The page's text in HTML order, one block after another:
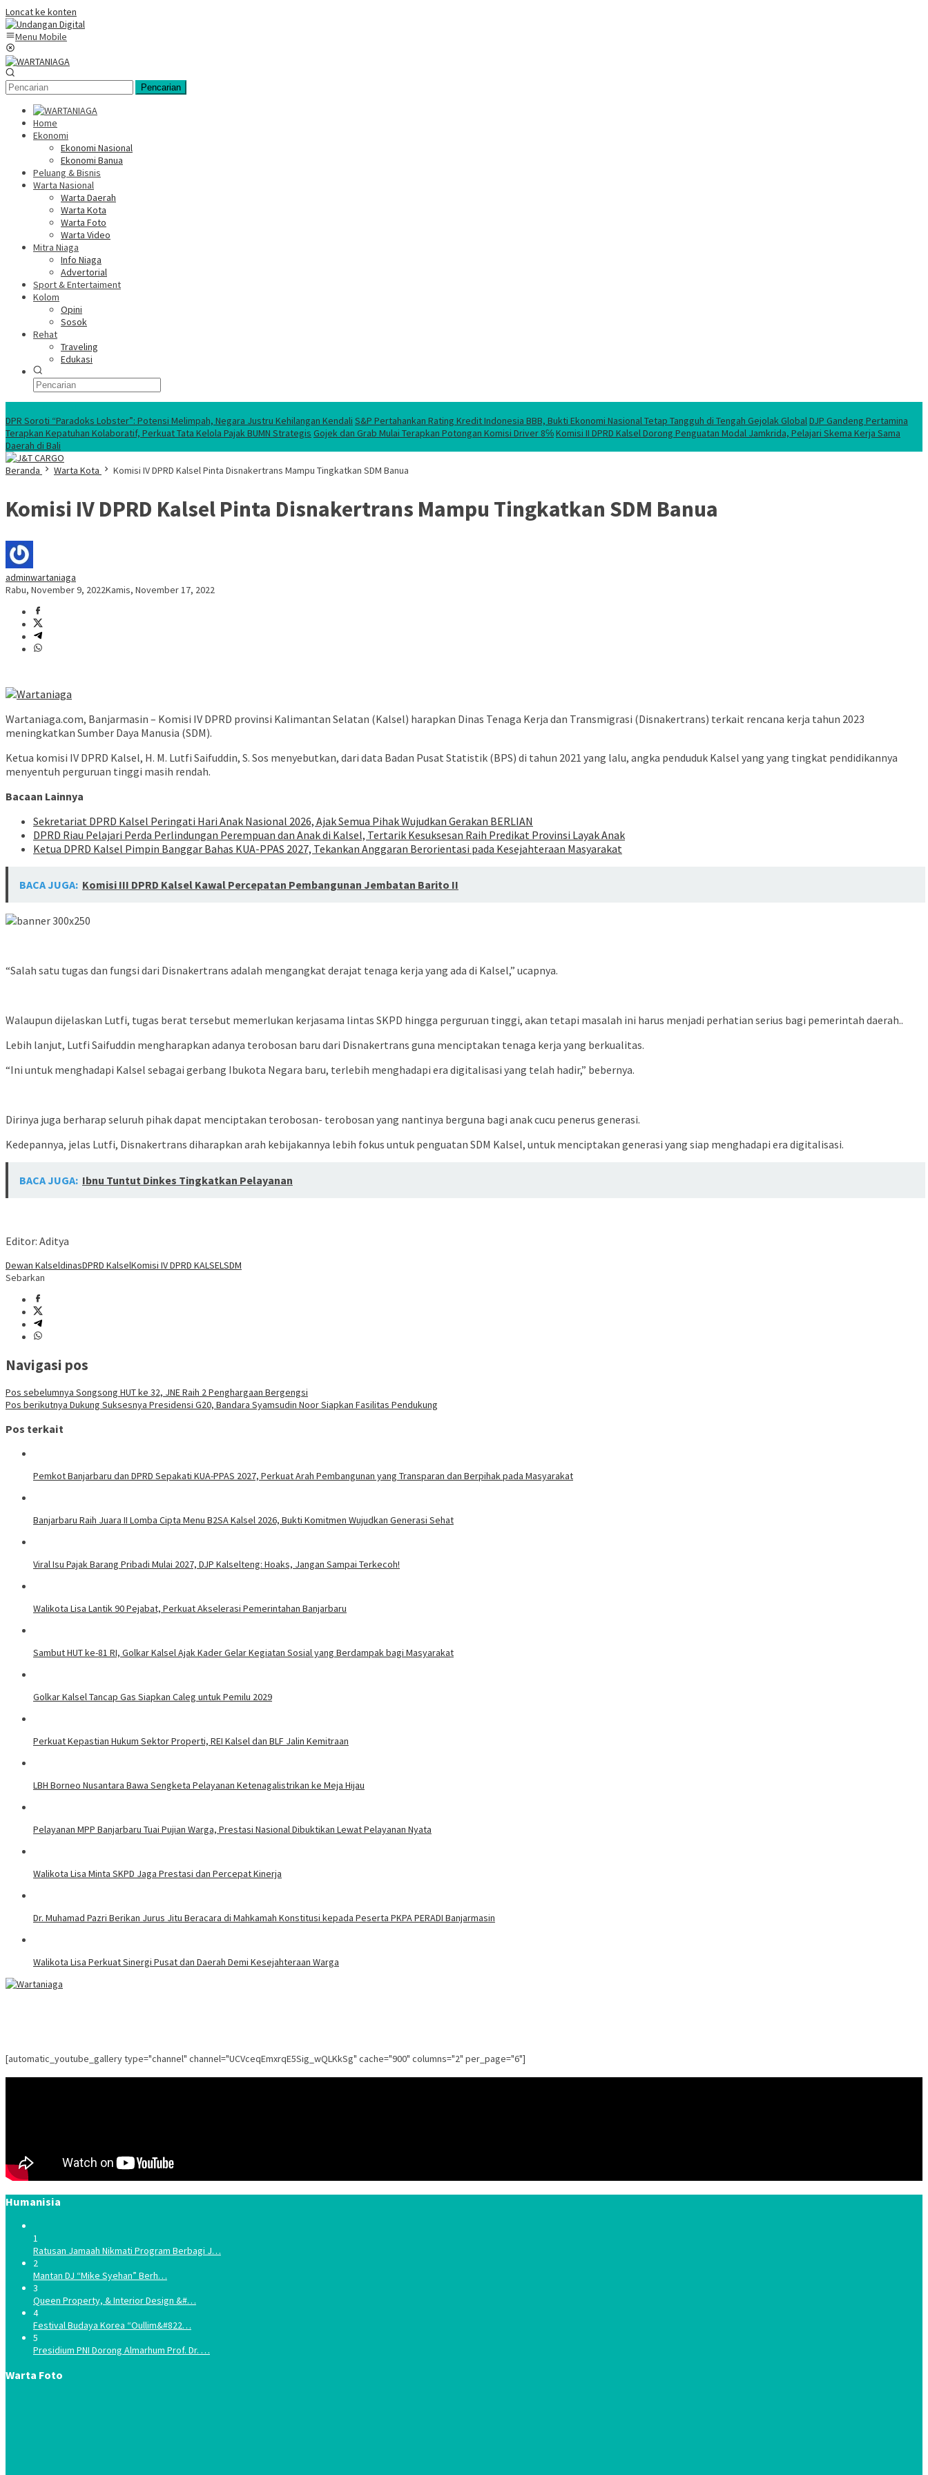
Loncat ke konten
Menu Mobile
Pencarian
Home
Ekonomi
Ekonomi Nasional
Ekonomi Banua
Peluang & Bisnis
Warta Nasional
Warta Daerah
Warta Kota
Warta Foto
Warta Video
Mitra Niaga
Info Niaga
Advertorial
Sport & Entertaiment
Kolom
Opini
Sosok
Rehat
Traveling
Edukasi
DPR Soroti “Paradoks Lobster”: Potensi Melimpah, Negara Justru Kehilangan Kendali S&P Pertahankan Rating Kredit Indonesia BBB, Bukti Ekonomi Nasional Tetap Tangguh di Tengah Gejolak GlobalDJP Gandeng Pertamina
Terapkan Kepatuhan Kolaboratif, Perkuat Tata Kelola Pajak BUMN Strategis Gojek dan Grab Mulai Terapkan Potongan Komisi Driver 8℅Komisi II DPRD Kalsel Dorong Penguatan Modal Jamkrida, Pelajari Skema Kerja Sama
Daerah di Bali
Beranda
Warta Kota Komisi IV DPRD Kalsel Pinta Disnakertrans Mampu Tingkatkan SDM Banua
Komisi IV DPRD Kalsel Pinta Disnakertrans Mampu Tingkatkan SDM Banua
adminwartaniaga
Rabu, November 9, 2022Kamis, November 17, 2022
Wartaniaga.com, Banjarmasin – Komisi IV DPRD provinsi Kalimantan Selatan (Kalsel) harapkan Dinas Tenaga Kerja dan Transmigrasi (Disnakertrans) terkait rencana kerja tahun 2023
meningkatkan Sumber Daya Manusia (SDM).
Ketua komisi IV DPRD Kalsel, H. M. Lutfi Saifuddin, S. Sos menyebutkan, dari data Badan Pusat Statistik (BPS) di tahun 2021 yang lalu, angka penduduk Kalsel yang yang tingkat pendidikannya
menyentuh perguruan tinggi masih rendah.
Bacaan Lainnya
Sekretariat DPRD Kalsel Peringati Hari Anak Nasional 2026, Ajak Semua Pihak Wujudkan Gerakan BERLIAN
DPRD Riau Pelajari Perda Perlindungan Perempuan dan Anak di Kalsel, Tertarik Kesuksesan Raih Predikat Provinsi Layak Anak
Ketua DPRD Kalsel Pimpin Banggar Bahas KUA-PPAS 2027, Tekankan Anggaran Berorientasi pada Kesejahteraan Masyarakat
BACA JUGA: Komisi III DPRD Kalsel Kawal Percepatan Pembangunan Jembatan Barito II
“Salah satu tugas dan fungsi dari Disnakertrans adalah mengangkat derajat tenaga kerja yang ada di Kalsel,” ucapnya.
Walaupun dijelaskan Lutfi, tugas berat tersebut memerlukan kerjasama lintas SKPD hingga perguruan tinggi, akan tetapi masalah ini harus menjadi perhatian serius bagi pemerintah daerah..
Lebih lanjut, Lutfi Saifuddin mengharapkan adanya terobosan baru dari Disnakertrans guna menciptakan tenaga kerja yang berkualitas.
“Ini untuk menghadapi Kalsel sebagai gerbang Ibukota Negara baru, terlebih menghadapi era digitalisasi yang telah hadir,” bebernya.
Dirinya juga berharap seluruh pihak dapat menciptakan terobosan- terobosan yang nantinya berguna bagi anak cucu penerus generasi.
Kedepannya, jelas Lutfi, Disnakertrans diharapkan arah kebijakannya lebih fokus untuk penguatan SDM Kalsel, untuk menciptakan generasi yang siap menghadapi era digitalisasi.
BACA JUGA: Ibnu Tuntut Dinkes Tingkatkan Pelayanan
Editor: Aditya
Dewan KalseldinasDPRD KalselKomisi IV DPRD KALSELSDM
Sebarkan
Navigasi pos
Pos sebelumnya Songsong HUT ke 32, JNE Raih 2 Penghargaan Bergengsi
Pos berikutnya Dukung Suksesnya Presidensi G20, Bandara Syamsudin Noor Siapkan Fasilitas Pendukung
Pos terkait
Pemkot Banjarbaru dan DPRD Sepakati KUA-PPAS 2027, Perkuat Arah Pembangunan yang Transparan dan Berpihak pada Masyarakat
Banjarbaru Raih Juara II Lomba Cipta Menu B2SA Kalsel 2026, Bukti Komitmen Wujudkan Generasi Sehat
Viral Isu Pajak Barang Pribadi Mulai 2027, DJP Kalselteng: Hoaks, Jangan Sampai Terkecoh!
Walikota Lisa Lantik 90 Pejabat, Perkuat Akselerasi Pemerintahan Banjarbaru
Sambut HUT ke-81 RI, Golkar Kalsel Ajak Kader Gelar Kegiatan Sosial yang Berdampak bagi Masyarakat
Golkar Kalsel Tancap Gas Siapkan Caleg untuk Pemilu 2029
Perkuat Kepastian Hukum Sektor Properti, REI Kalsel dan BLF Jalin Kemitraan
LBH Borneo Nusantara Bawa Sengketa Pelayanan Ketenagalistrikan ke Meja Hijau
Pelayanan MPP Banjarbaru Tuai Pujian Warga, Prestasi Nasional Dibuktikan Lewat Pelayanan Nyata
Walikota Lisa Minta SKPD Jaga Prestasi dan Percepat Kinerja
Dr. Muhamad Pazri Berikan Jurus Jitu Beracara di Mahkamah Konstitusi kepada Peserta PKPA PERADI Banjarmasin
Walikota Lisa Perkuat Sinergi Pusat dan Daerah Demi Kesejahteraan Warga
[automatic_youtube_gallery type="channel" channel="UCVceqEmxrqE5Sig_wQLKkSg" cache="900" columns="2" per_page="6"]
Humanisia
1
Ratusan Jamaah Nikmati Program Berbagi J…
2
Mantan DJ “Mike Syehan” Berh…
3
Queen Property, & Interior Design &#…
4
Festival Budaya Korea “Oullim&#822…
5
Presidium PNI Dorong Almarhum Prof. Dr. …
Warta Foto